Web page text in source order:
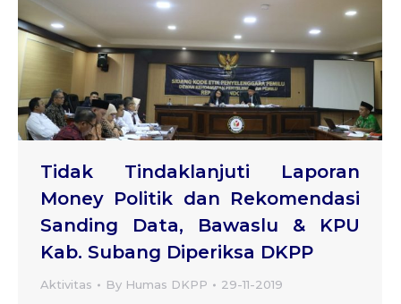
Tidak Tindaklanjuti Laporan
Money Politik dan Rekomendasi
Sanding Data, Bawaslu & KPU
Kab. Subang Diperiksa DKPP
Aktivitas By Humas DKPP 29-11-2019